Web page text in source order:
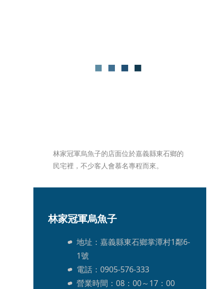
林家冠軍烏魚子的店面位於嘉義縣東石鄉的
民宅裡，不少客人會慕名專程而來。
林家冠軍烏魚子
地址：嘉義縣東石鄉掌潭村1鄰6-
1號
電話：0905-576-333
營業時間：08：00～17：00